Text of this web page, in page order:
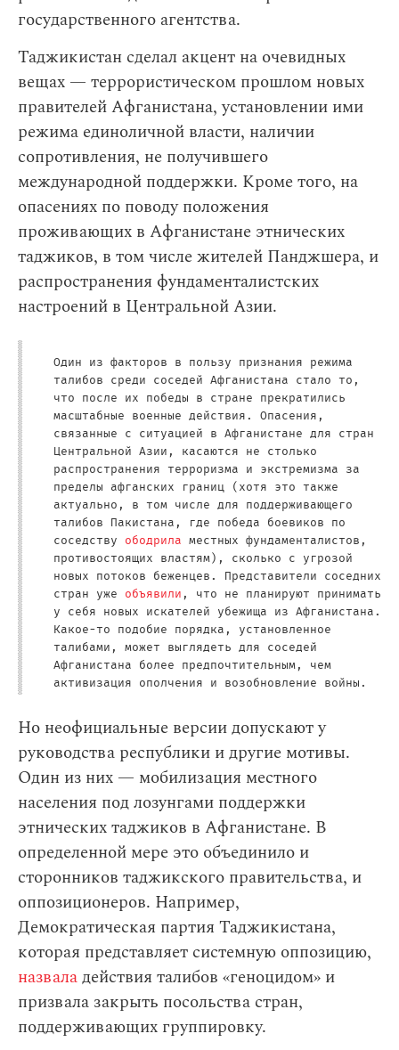
государственного агентства.
Таджикистан сделал акцент на очевидных
вещах — террористическом прошлом новых
правителей Афганистана, установлении ими
режима единоличной власти, наличии
сопротивления, не получившего
международной поддержки. Кроме того, на
опасениях по поводу положения
проживающих в Афганистане этнических
таджиков, в том числе жителей Панджшера, и
распространения фундаменталистских
настроений в Центральной Азии.
Один из факторов в пользу признания режима
талибов среди соседей Афганистана стало то,
что после их победы в стране прекратились
масштабные военные действия. Опасения,
связанные с ситуацией в Афганистане для стран
Центральной Азии, касаются не столько
распространения терроризма и экстремизма за
пределы афганских границ (хотя это также
актуально, в том числе для поддерживающего
талибов Пакистана, где победа боевиков по
соседству ободрила местных фундаменталистов,
противостоящих властям), сколько с угрозой
новых потоков беженцев. Представители соседних
стран уже объявили, что не планируют принимать
у себя новых искателей убежища из Афганистана.
Какое-то подобие порядка, установленное
талибами, может выглядеть для соседей
Афганистана более предпочтительным, чем
активизация ополчения и возобновление войны.
Но неофициальные версии допускают у
руководства республики и другие мотивы.
Один из них — мобилизация местного
населения под лозунгами поддержки
этнических таджиков в Афганистане. В
определенной мере это объединило и
сторонников таджикского правительства, и
оппозиционеров. Например,
Демократическая партия Таджикистана,
которая представляет системную оппозицию,
назваладействия талибов «геноцидом» и
призвала закрыть посольства стран,
поддерживающих группировку.